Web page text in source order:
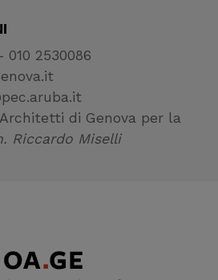
010 2530086
di Genova per la
Riccardo Miselli